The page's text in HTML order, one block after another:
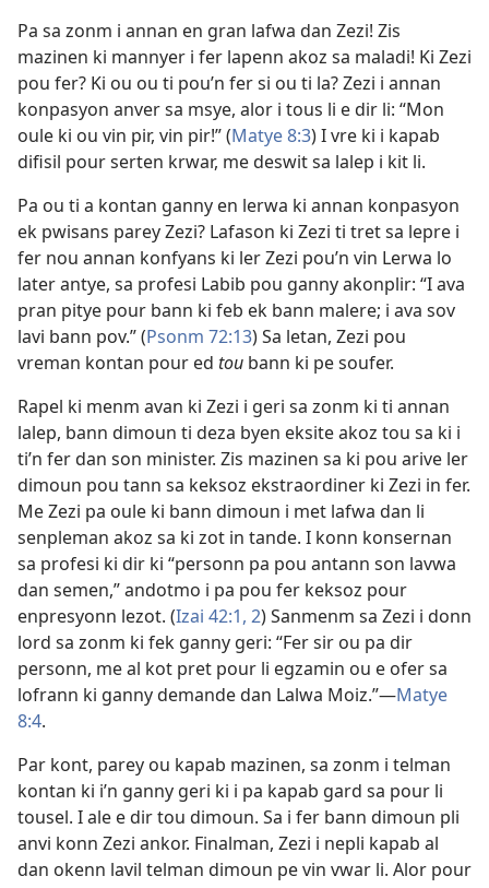
Pa sa zonm i annan en gran lafwa dan Zezi! Zis
mazinen ki mannyer i fer lapenn akoz sa maladi! Ki Zezi
pou fer? Ki ou ou ti pou’n fer si ou ti la? Zezi i annan
konpasyon anver sa msye, alor i tous li e dir li: “Mon
oule ki ou vin pir, vin pir!” (Matye 8:3) I vre ki i kapab
difisil pour serten krwar, me deswit sa lalep i kit li.
Pa ou ti a kontan ganny en lerwa ki annan konpasyon
ek pwisans parey Zezi? Lafason ki Zezi ti tret sa lepre i
fer nou annan konfyans ki ler Zezi pou’n vin Lerwa lo
later antye, sa profesi Labib pou ganny akonplir: “I ava
pran pitye pour bann ki feb ek bann malere; i ava sov
lavi bann pov.” (Psonm 72:13) Sa letan, Zezi pou
vreman kontan pour ed tou bann ki pe soufer.
Rapel ki menm avan ki Zezi i geri sa zonm ki ti annan
lalep, bann dimoun ti deza byen eksite akoz tou sa ki i
ti’n fer dan son minister. Zis mazinen sa ki pou arive ler
dimoun pou tann sa keksoz ekstraordiner ki Zezi in fer.
Me Zezi pa oule ki bann dimoun i met lafwa dan li
senpleman akoz sa ki zot in tande. I konn konsernan
sa profesi ki dir ki “personn pa pou antann son lavwa
dan semen,” andotmo i pa pou fer keksoz pour
enpresyonn lezot. (Izai 42:1, 2) Sanmenm sa Zezi i donn
lord sa zonm ki fek ganny geri: “Fer sir ou pa dir
personn, me al kot pret pour li egzamin ou e ofer sa
lofrann ki ganny demande dan Lalwa Moiz.”​—Matye
8:4.
Par kont, parey ou kapab mazinen, sa zonm i telman
kontan ki i’n ganny geri ki i pa kapab gard sa pour li
tousel. I ale e dir tou dimoun. Sa i fer bann dimoun pli
anvi konn Zezi ankor. Finalman, Zezi i nepli kapab al
dan okenn lavil telman dimoun pe vin vwar li. Alor pour